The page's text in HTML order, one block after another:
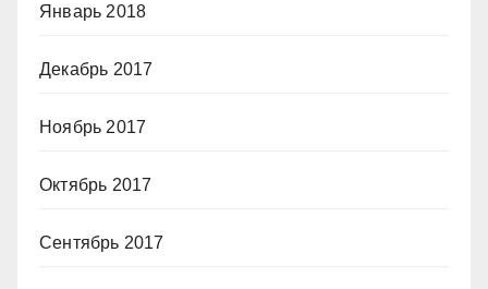
Январь 2018
Декабрь 2017
Ноябрь 2017
Октябрь 2017
Сентябрь 2017